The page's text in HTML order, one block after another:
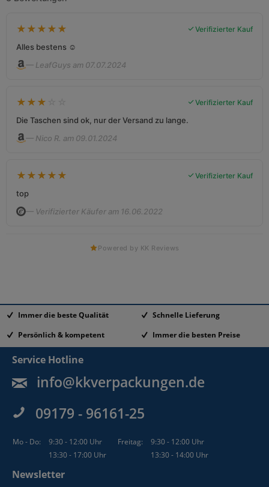
★ ★ ★ ★ ★ Verifizierter Kauf
Alles bestens ☺️
— LeafGuys am 07.07.2024
★ ★ ★ Verifizierter Kauf
Die Taschen sind ok, nur der Versand zu lange.
— Nico R. am 09.01.2024
★ ★ ★ ★ ★ Verifizierter Kauf
top
— Verifizierter Käufer am 16.06.2022
Powered by KK Reviews
Immer die beste Qualität
Schnelle Lieferung
Persönlich & kompetent
Immer die besten Preise
Service Hotline
info@kkverpackungen.de
09179 - 96161-25
Mo - Do: 9:30 - 12:00 Uhr Freitag:
9:30 - 12:00 Uhr
13:30 - 17:00 Uhr
13:30 - 14:00 Uhr
Newsletter